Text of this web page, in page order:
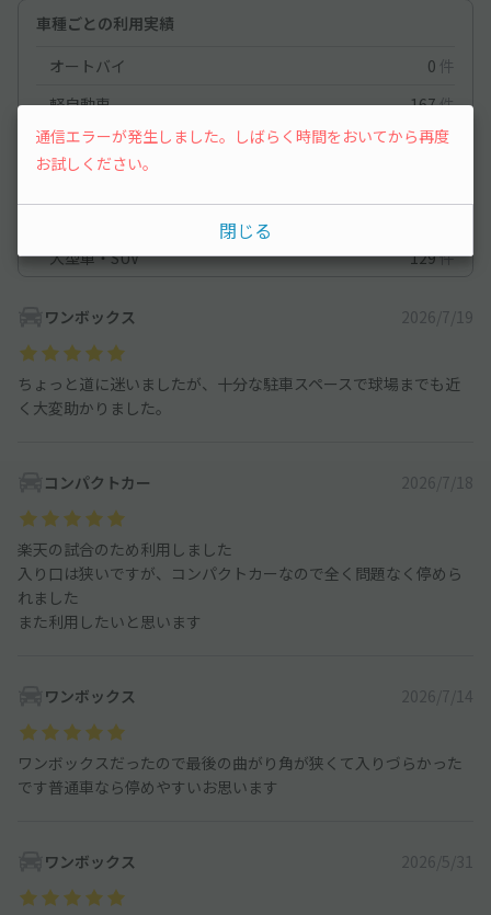
車種ごとの利用実績
オートバイ
0 件
軽自動車
167件
コンパクトカー
138件
大型車・SUV
129件
ワンボックス 2026/7/19
ちょっと道に迷いましたが、十分な駐車スペースで球場までも近
く大変助かりました。
コンパクトカー 2026/7/18
楽天の試合のため利用しました
入り口は狭いですが、コンパクトカーなので全く問題なく停めら
れました
また利用したいと思います
ワンボックス 2026/7/14
ワンボックスだったので最後の曲がり角が狭くて入りづらかった
です普通車なら停めやすいお思います
ワンボックス 2026/5/31
通信エラーが発生しました。しばらく時間をおいてから再度
お試しください。
閉じる